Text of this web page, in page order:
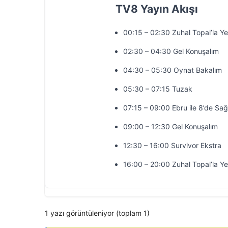
TV8 Yayın Akışı
00:15 – 02:30 Zuhal Topal’la
02:30 – 04:30 Gel Konuşalım
04:30 – 05:30 Oynat Bakalım
05:30 – 07:15 Tuzak
07:15 – 09:00 Ebru ile 8’de
09:00 – 12:30 Gel Konuşalım
12:30 – 16:00 Survivor Ekstra
16:00 – 20:00 Zuhal Topal’la
1 yazı görüntüleniyor (toplam 1)